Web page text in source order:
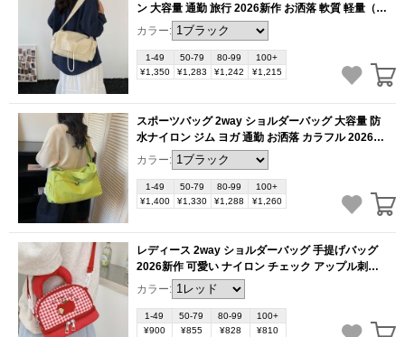
ン 大容量 通勤 旅行 2026新作 お洒落 軟質 軽量（1
ヶ）
(BB6002)
カラー:
1-49 50-79 80-99
100+
¥1,350
¥1,283 ¥1,242 ¥1,215
スポーツバッグ 2way ショルダーバッグ 大容量 防
水ナイロン ジム ヨガ 通勤 お洒落 カラフル 2026春
新作（1ヶ） (BB5999)
カラー:
1-49 50-79 80-99
100+
¥1,400
¥1,330 ¥1,288 ¥1,260
レディース 2way ショルダーバッグ 手提げバッグ
2026新作 可愛い ナイロン チェック アップル刺繍
通勤 デート 多用途 お洒落（1ヶ）
カラー:
1-49 50-79 80-99
100+
¥900
¥855 ¥828 ¥810